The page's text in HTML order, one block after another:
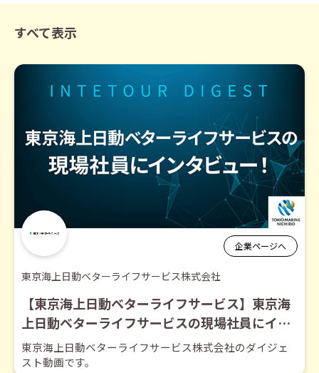
すべて表示
企業ページへ
東京海上日動ベターライフサービス株式会社
【東京海上日動ベターライフサービス】東京海
上日動ベターライフサービスの現場社員にイン
タビュー！【ダイジェスト】
東京海上日動ベターライフサービス株式会社のダイジェ
スト動画です。